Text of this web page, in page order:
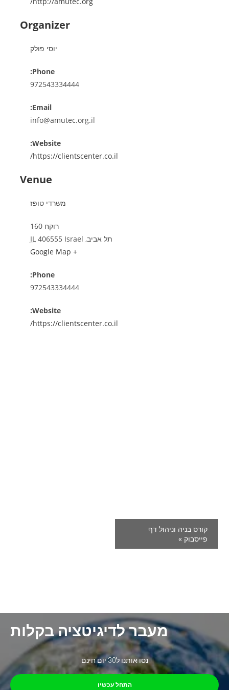
Organizer
יוסי פולק
Phone:
972543334444
Email:
info@amutec.org.il
Website:
https://clientscenter.co.il/
Venue
משרדי טופז
רוקח 160
תל אביב,
IL 406555 Israel
+ Google Map
Phone:
972543334444
Website:
https://clientscenter.co.il/
קורס בניה וניהול דף
פייסבוק»
מעבר לדיגיטציה בקלות
נסו אותנו ל30 יום חינם
התחל עכשיו